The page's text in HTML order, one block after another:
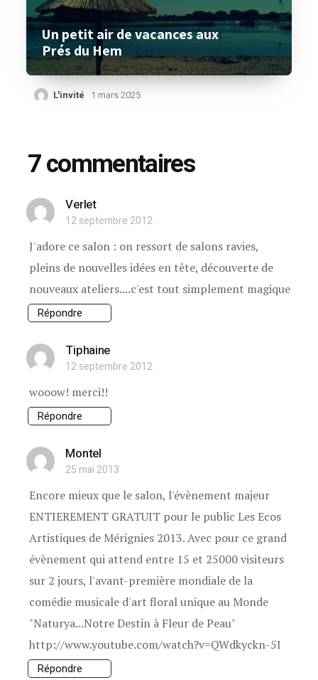
Un petit air de vacances aux
Prés du Hem
L'invité 1 mars 2025
7 commentaires
Verlet
12 septembre 2012
J'adore ce salon : on ressort de salons ravies,
pleins de nouvelles idées en tête, découverte de
nouveaux ateliers....c'est tout simplement magique
Répondre
Tiphaine
12 septembre 2012
wooow! merci!!
Répondre
Montel
25 mai 2013
Encore mieux que le salon, l'évènement majeur
ENTIEREMENT GRATUIT pour le public Les Ecos
Artistiques de Mérignies 2013. Avec pour ce grand
évènement qui attend entre 15 et 25000 visiteurs
sur 2 jours, l'avant-première mondiale de la
comédie musicale d'art floral unique au Monde
"Naturya...Notre Destin à Fleur de Peau"
http://www.youtube.com/watch?v=QWdkyckn-5I
Répondre